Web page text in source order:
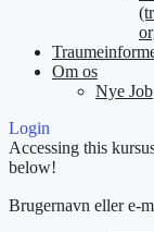
Om os
Nye Job
Login
Accessing this
below!
Brugernavn eller e-